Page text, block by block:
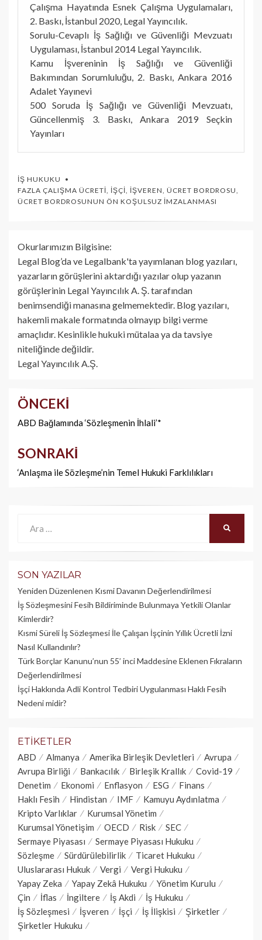
Çalışma Hayatında Esnek Çalışma Uygulamaları,
2. Baskı, İstanbul 2020, Legal Yayıncılık.
Sorulu-Cevaplı İş Sağlığı ve Güvenliği Mevzuatı
Uygulaması, İstanbul 2014 Legal Yayıncılık.
Kamu İşvereninin İş Sağlığı ve Güvenliği
Bakımından Sorumluluğu, 2. Baskı, Ankara 2016
Adalet Yayınevi
500 Soruda İş Sağlığı ve Güvenliği Mevzuatı,
Güncellenmiş 3. Baskı, Ankara 2019 Seçkin
Yayınları
İŞ HUKUKU
FAZLA ÇALIŞMA ÜCRETI İŞÇI İŞVEREN ÜCRET BORDROSU
ÜCRET BORDROSUNUN ÖN KOŞULSUZ İMZALANMASI
Okurlarımızın Bilgisine:
Legal Blog’da ve Legalbank'ta yayımlanan blog yazıları,
yazarların görüşlerini aktardığı yazılar olup yazanın
görüşlerinin Legal Yayıncılık A. Ş. tarafından
benimsendiği manasına gelmemektedir. Blog yazıları,
hakemli makale formatında olmayıp bilgi verme
amaçlıdır. Kesinlikle hukuki mütalaa ya da tavsiye
niteliğinde değildir.
Legal Yayıncılık A.Ş.
Yazı
dolaşımı
ÖNCEKI
ABD Bağlamında ‘Sözleşmenin İhlali’*
SONRAKI
‘Anlaşma ile Sözleşme’nin Temel Hukuki Farklılıkları
SON YAZILAR
Yeniden Düzenlenen Kısmi Davanın Değerlendirilmesi
İş Sözleşmesini Fesih Bildiriminde Bulunmaya Yetkili Olanlar
Kimlerdir?
Kısmi Süreli İş Sözleşmesi İle Çalışan İşçinin Yıllık Üc­retli İzni
Nasıl Kullandırılır?
Türk Borçlar Kanunu’nun 55’ inci Maddesine Eklenen Fıkraların
Değerlendirilmesi
İşçi Hakkında Adli Kontrol Tedbiri Uygulanması Haklı Fesih
Nedeni midir?
ETIKETLER
ABD Almanya Amerika Birleşik Devletleri
Avrupa
Avrupa Birliği
Bankacılık Birleşik Krallık
Covid-19
Denetim
Ekonomi Enflasyon ESG
Finans
Haklı Fesih
Hindistan IMF
Kamuyu Aydınlatma
Kripto Varlıklar
Kurumsal Yönetim
Kurumsal Yönetişim
OECD Risk
SEC
Sermaye Piyasası
Sermaye Piyasası Hukuku
Sözleşme
Sürdürülebilirlik
Ticaret Hukuku
Uluslararası Hukuk
Vergi
Vergi Hukuku
Yapay Zeka
Yapay Zekâ Hukuku
Yönetim Kurulu
Çin
İflas İngiltere İş Akdi
İş Hukuku
İş Sözleşmesi
İşveren İşçi İş İlişkisi
Şirketler
Şirketler Hukuku